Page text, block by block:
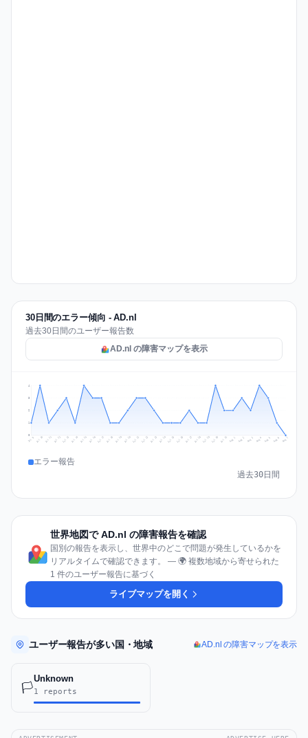
30日間のエラー傾向 - AD.nl
過去30日間のユーザー報告数
AD.nl の障害マップを表示
1
2
3
4
Jul 9 Jul 10 Jul 11 Jul 12 Jul 13 Jul 14 Jul 15 Jul 16 Jul 17 Jul 18 Jul 19 Jul 20 Jul 21 Jul 22 Jul 23 Jul 24 Jul 25 Jul 26 Jul 27 Jul 28 Jul 29 Jul 30 Jul 31 Aug 1 Aug 2 Aug 3 Aug 4 Aug 5 Aug 6 Aug 7
エラー報告
過去30日間
世界地図で AD.nl の障害報告を確認
国別の報告を表示し、世界中のどこで問題が発生しているかを
リアルタイムで確認できます。 — 🌍 複数地域から寄せられた
1 件のユーザー報告に基づく
ライブマップを開く
ユーザー報告が多い国・地域 AD.nl の障害マップを表示
🏳️
Unknown
1 reports